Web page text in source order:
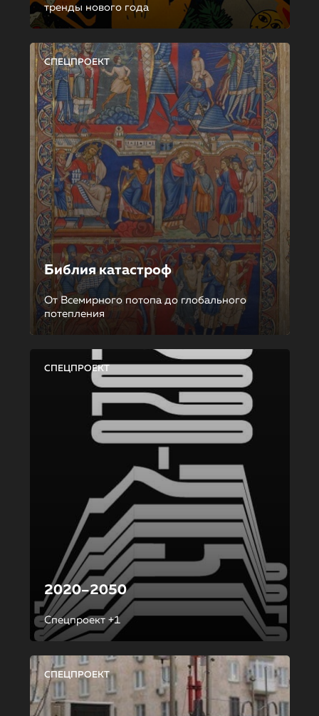
тренды нового года
СПЕЦПРОЕКТ
Библия катастроф
От Всемирного потопа до глобального
потепления
СПЕЦПРОЕКТ
2020–2050
Спецпроект +1
СПЕЦПРОЕКТ